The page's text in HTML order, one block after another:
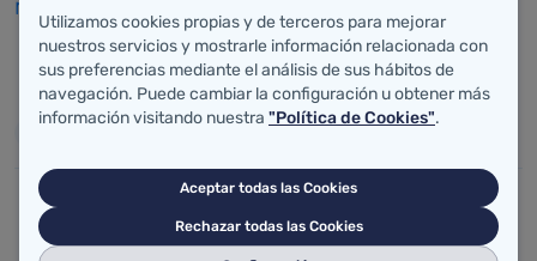
Enlaces relacionados
Acceso a Cantabria+150
Utilizamos cookies propias y de terceros para mejorar
nuestros servicios y mostrarle información relacionada con
sus preferencias mediante el análisis de sus hábitos de
navegación. Puede cambiar la configuración u obtener más
información visitando nuestra "Política de Cookies".
Aceptar todas las Cookies
Rechazar todas las Cookies